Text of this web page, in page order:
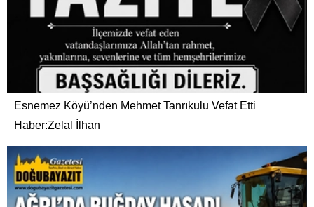
Esnemez Köyü’nden Mehmet Tanrıkulu Vefat Etti
Haber:Zelal İlhan